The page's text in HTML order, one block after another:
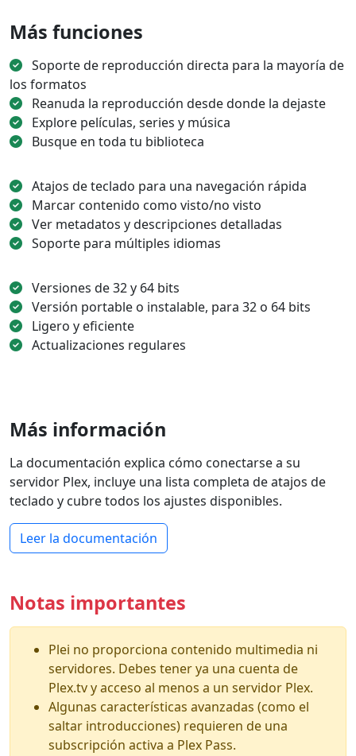
Más funciones
Soporte de reproducción directa para la mayoría de
los formatos
Reanuda la reproducción desde donde la dejaste
Explore películas, series y música
Busque en toda tu biblioteca
Atajos de teclado para una navegación rápida
Marcar contenido como visto/no visto
Ver metadatos y descripciones detalladas
Soporte para múltiples idiomas
Versiones de 32 y 64 bits
Versión portable o instalable, para 32 o 64 bits
Ligero y eficiente
Actualizaciones regulares
Más información
La documentación explica cómo conectarse a su
servidor Plex, incluye una lista completa de atajos de
teclado y cubre todos los ajustes disponibles.
Leer la documentación
Notas importantes
Plei no proporciona contenido multimedia ni
servidores. Debes tener ya una cuenta de
Plex.tv y acceso al menos a un servidor Plex.
Algunas características avanzadas (como el
saltar introducciones) requieren de una
subscripción activa a Plex Pass.